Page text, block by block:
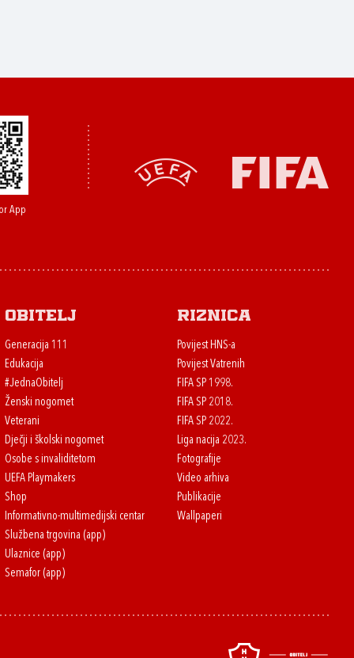
App
Obitelj
Generacija 111
Edukacija
#JednaObitelj
Ženski nogomet
Veterani
Dječji i školski nogomet
Osobe s invaliditetom
UEFA Playmakers
Shop
Informativno-multimedijski centar
Službena trgovina (app)
Ulaznice (app)
Semafor (app)
Riznica
Povijest HNS-a
Povijest Vatrenih
FIFA SP 1998.
FIFA SP 2018.
FIFA SP 2022.
Liga nacija 2023.
Fotografije
Video arhiva
Publikacije
Wallpaperi